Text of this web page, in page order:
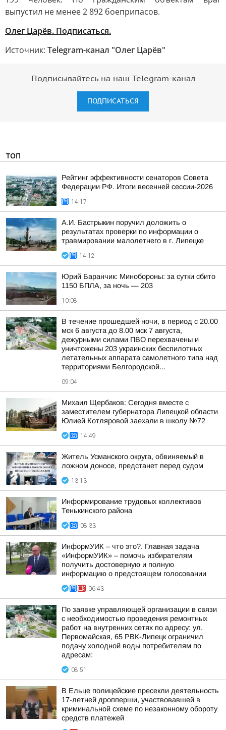
выпустил не менее 2 892 боеприпасов.
Олег Царёв. Подписаться.
Источник: Telegram-канал "Олег Царёв"
Подписывайтесь на наш Telegram-канал
ПОДПИСАТЬСЯ
ТОП
Рейтинг эффективности сенаторов Совета
Федерации РФ. Итоги весенней сессии-2026
14:17
А.И. Бастрыкин поручил доложить о
результатах проверки по информации о
травмировании малолетнего в г. Липецке
14:12
Юрий Баранчик: Минобороны: за сутки сбито
1150 БПЛА, за ночь — 203
10:08
В течение прошедшей ночи, в период с 20.00
мск 6 августа до 8.00 мск 7 августа,
дежурными силами ПВО перехвачены и
уничтожены 203 украинских беспилотных
летательных аппарата самолетного типа над
территориями Белгородской...
09:04
Михаил Щербаков: Сегодня вместе с
заместителем губернатора Липецкой области
Юлией Котляровой заехали в школу №72
14:49
Житель Усманского округа, обвиняемый в
ложном доносе, предстанет перед судом
13:13
Информирование трудовых коллективов
Тенькинского района
08:33
ИнформУИК – что это?. Главная задача
«ИнформУИК» – помочь избирателям
получить достоверную и полную
информацию о предстоящем голосовании
06:43
По заявке управляющей организации в связи
с необходимостью проведения ремонтных
работ на внутренних сетях по адресу: ул.
Первомайская, 65 РВК-Липецк ограничил
подачу холодной воды потребителям по
адресам:
08:51
В Ельце полицейские пресекли деятельность
17-летней дропперши, участвовавшей в
криминальной схеме по незаконному обороту
средств платежей